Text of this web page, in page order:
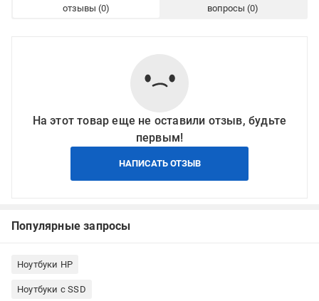
отзывы вопросы
На этот товар еще не оставили отзыв, будьте
первым!
НАПИСАТЬ ОТЗЫВ
Популярные запросы
Ноутбуки HP
Ноутбуки с SSD